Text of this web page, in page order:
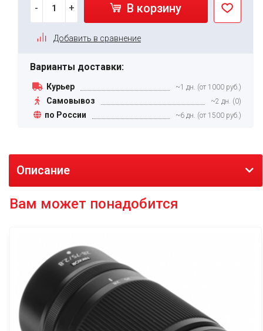
- + В корзину
Добавить в сравнение
Варианты доставки:
Курьер ~1 дн. (от 1000 руб.)
Самовывоз ~2 дн. (0)
по России ~6 дн. (от 1500 руб.)
Описание
Вам может понадобится